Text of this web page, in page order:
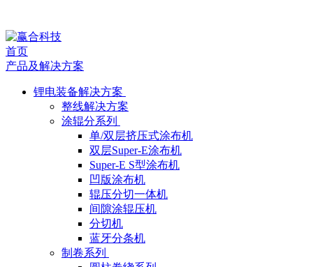
行
业
动
首页
产品及解决方案
锂电装备解决方案
整线解决方案
涂辊分系列
单/双层挤压式涂布机
双层Super-E涂布机
Super-E S型涂布机
凹版涂布机
辊压分切一体机
间隙涂辊压机
分切机
蓝牙分条机
制卷系列